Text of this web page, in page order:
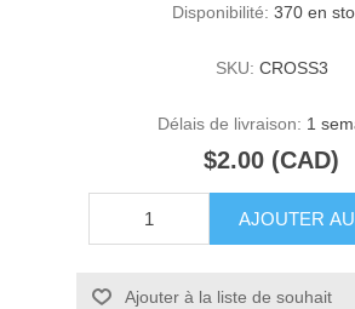
Disponibilité: 370 en
SKU: CROSS3
Délais de livraison: 1
$2.00 (CAD)
AJOUTER
Ajouter à la liste de souhait